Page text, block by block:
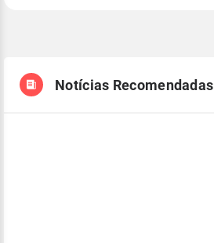
Notícias Recomendadas